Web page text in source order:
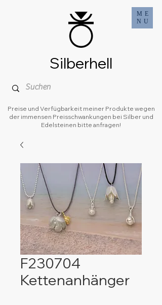
ME
NU
Preise und Verfügbarkeit meiner Produkte wegen
der immensen Preisschwankungen bei Silber und
Edelsteinen bitte anfragen!
Silberhell
F230704
Kettenanhänger